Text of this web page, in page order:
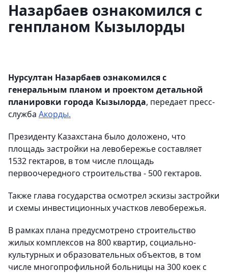
Назарбаев ознакомился с
генпланом Кызылорды
Нурсултан Назарбаев ознакомился с
генеральным планом и проектом детальной
планировки города Кызылорда, передает пресс-
служба Акорды.
Президенту Казахстана было доложено, что
площадь застройки на левобережье составляет
1532 гектаров, в том числе площадь
первоочередного строительства - 500 гектаров.
Также глава государства осмотрел эскизы застройки
и схемы инвестиционных участков левобережья.
В рамках плана предусмотрено строительство
жилых комплексов на 800 квартир, социально-
культурных и образовательных объектов, в том
числе многопрофильной больницы на 300 коек с